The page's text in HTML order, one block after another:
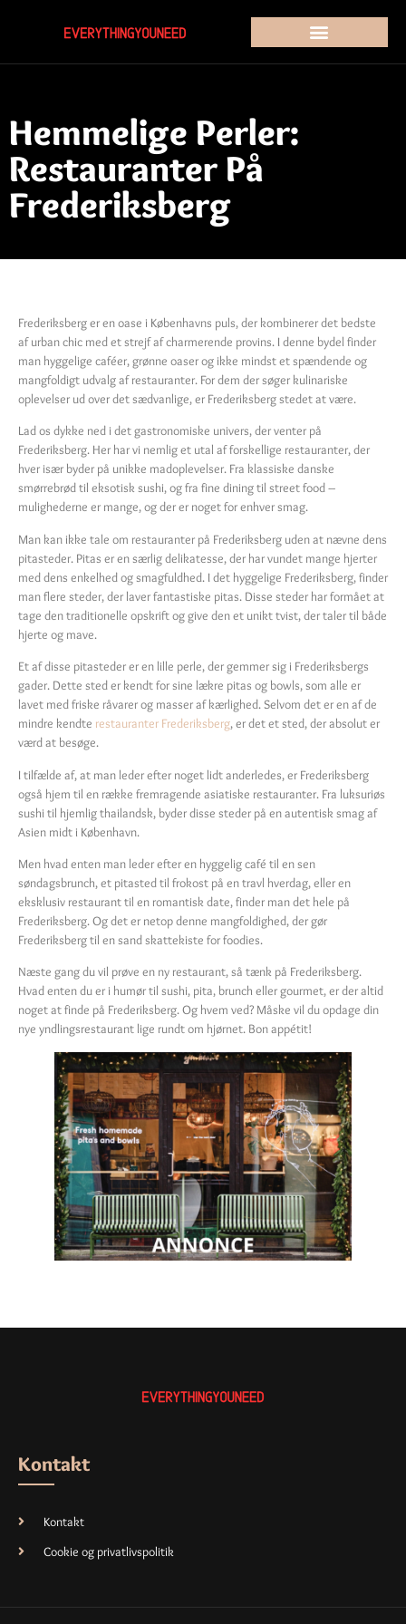
Hemmelige Perler:
Restauranter På
Frederiksberg
Frederiksberg er en oase i Københavns puls, der kombinerer det bedste
af urban chic med et strejf af charmerende provins. I denne bydel finder
man hyggelige caféer, grønne oaser og ikke mindst et spændende og
mangfoldigt udvalg af restauranter. For dem der søger kulinariske
oplevelser ud over det sædvanlige, er Frederiksberg stedet at være.
Lad os dykke ned i det gastronomiske univers, der venter på
Frederiksberg. Her har vi nemlig et utal af forskellige restauranter, der
hver især byder på unikke madoplevelser. Fra klassiske danske
smørrebrød til eksotisk sushi, og fra fine dining til street food –
mulighederne er mange, og der er noget for enhver smag.
Man kan ikke tale om restauranter på Frederiksberg uden at nævne dens
pitasteder. Pitas er en særlig delikatesse, der har vundet mange hjerter
med dens enkelhed og smagfuldhed. I det hyggelige Frederiksberg, finder
man flere steder, der laver fantastiske pitas. Disse steder har formået at
tage den traditionelle opskrift og give den et unikt tvist, der taler til både
hjerte og mave.
Et af disse pitasteder er en lille perle, der gemmer sig i Frederiksbergs
gader. Dette sted er kendt for sine lækre pitas og bowls, som alle er
lavet med friske råvarer og masser af kærlighed. Selvom det er en af de
mindre kendte restauranter Frederiksberg, er det et sted, der absolut er
værd at besøge.
I tilfælde af, at man leder efter noget lidt anderledes, er Frederiksberg
også hjem til en række fremragende asiatiske restauranter. Fra luksuriøs
sushi til hjemlig thailandsk, byder disse steder på en autentisk smag af
Asien midt i København.
Men hvad enten man leder efter en hyggelig café til en sen
søndagsbrunch, et pitasted til frokost på en travl hverdag, eller en
eksklusiv restaurant til en romantisk date, finder man det hele på
Frederiksberg. Og det er netop denne mangfoldighed, der gør
Frederiksberg til en sand skattekiste for foodies.
Næste gang du vil prøve en ny restaurant, så tænk på Frederiksberg.
Hvad enten du er i humør til sushi, pita, brunch eller gourmet, er der altid
noget at finde på Frederiksberg. Og hvem ved? Måske vil du opdage din
nye yndlingsrestaurant lige rundt om hjørnet. Bon appétit!
Kontakt
Kontakt
Cookie og privatlivspolitik